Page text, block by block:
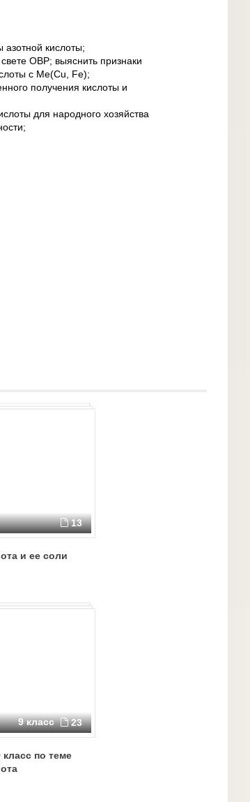
кислоты;
ОВР; выяснить признаки
с Ме(Cu, Fe);
получения кислоты и
для народного хозяйства
13
и ее соли
9 класс 23
по теме